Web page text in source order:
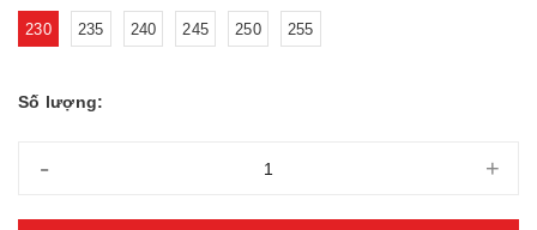
230 235 240 245 250 255
Số lượng:
- +